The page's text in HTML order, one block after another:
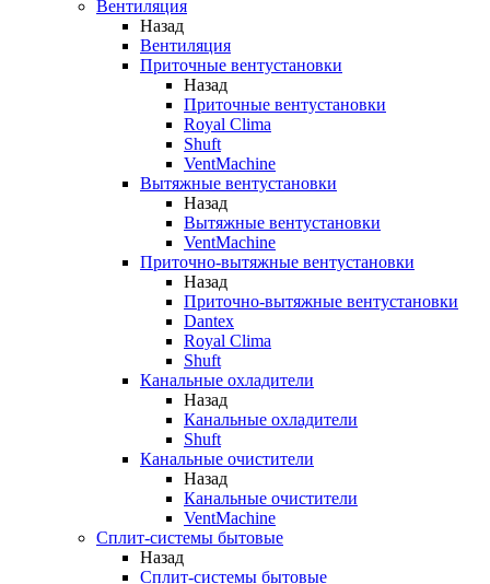
Вентиляция
Назад
Вентиляция
Приточные вентустановки
Назад
Приточные вентустановки
Royal Clima
Shuft
VentMachine
Вытяжные вентустановки
Назад
Вытяжные вентустановки
VentMachine
Приточно-вытяжные вентустановки
Назад
Приточно-вытяжные вентустановки
Dantex
Royal Clima
Shuft
Канальные охладители
Назад
Канальные охладители
Shuft
Канальные очистители
Назад
Канальные очистители
VentMachine
Сплит-системы бытовые
Назад
Сплит-системы бытовые